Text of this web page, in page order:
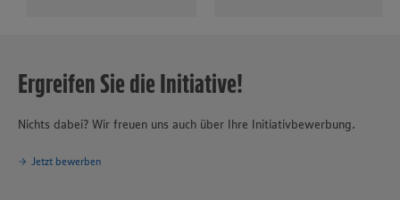
Ergreifen Sie die Initiative!
Nichts dabei? Wir freuen uns auch über Ihre Initiativbewerbung.
Jetzt bewerben